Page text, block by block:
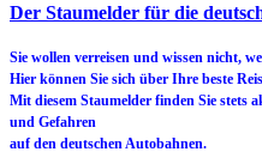
Der Staumelder für die
Sie wollen verreisen und wissen nicht,
Hier können Sie sich über Ihre beste
Mit diesem Staumelder finden Sie stets
und Gefahren
auf den deutschen Autobahnen.